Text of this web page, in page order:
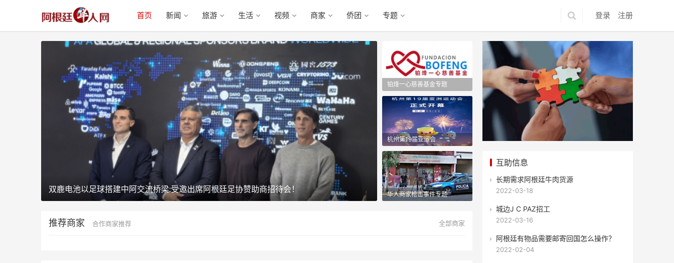
登录 注册
首页 新闻 旅游 生活 视频 商家 侨团 专题
双鹿电池以足球搭建中阿交流桥梁:受邀出席阿根廷足协赞助商招待会！ 庆祝中国共产党成立105周年大会将于7月1日隆重举行
铂烽一心慈善基金专题
杭州第19届亚运会
华人商家枪击事件专题
推荐商家 合作商家推荐 全部商家
互助信息
长期需求阿根廷牛肉货源
2022-03-18
城边J C PAZ招工
2022-03-16
阿根廷有物品需要邮寄回国怎么操作？
2022-02-04